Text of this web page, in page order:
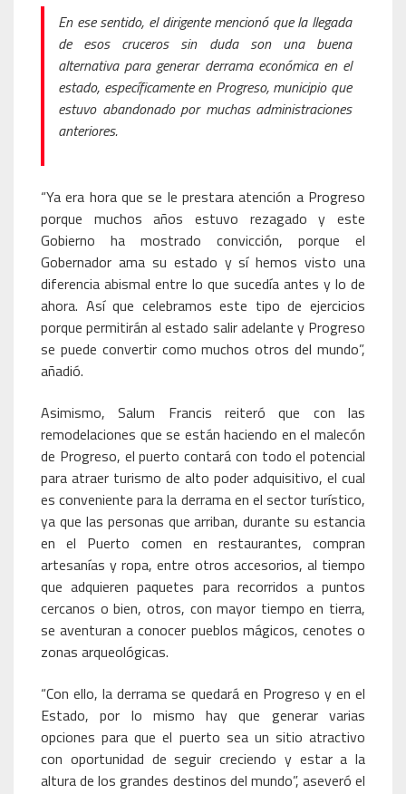
En ese sentido, el dirigente mencionó que la llegada
de esos cruceros sin duda son una buena
alternativa para generar derrama económica en el
estado, específicamente en Progreso, municipio que
estuvo abandonado por muchas administraciones
anteriores.
“Ya era hora que se le prestara atención a Progreso
porque muchos años estuvo rezagado y este
Gobierno ha mostrado convicción, porque el
Gobernador ama su estado y sí hemos visto una
diferencia abismal entre lo que sucedía antes y lo de
ahora. Así que celebramos este tipo de ejercicios
porque permitirán al estado salir adelante y Progreso
se puede convertir como muchos otros del mundo”,
añadió.
Asimismo, Salum Francis reiteró que con las
remodelaciones que se están haciendo en el malecón
de Progreso, el puerto contará con todo el potencial
para atraer turismo de alto poder adquisitivo, el cual
es conveniente para la derrama en el sector turístico,
ya que las personas que arriban, durante su estancia
en el Puerto comen en restaurantes, compran
artesanías y ropa, entre otros accesorios, al tiempo
que adquieren paquetes para recorridos a puntos
cercanos o bien, otros, con mayor tiempo en tierra,
se aventuran a conocer pueblos mágicos, cenotes o
zonas arqueológicas.
“Con ello, la derrama se quedará en Progreso y en el
Estado, por lo mismo hay que generar varias
opciones para que el puerto sea un sitio atractivo
con oportunidad de seguir creciendo y estar a la
altura de los grandes destinos del mundo”, aseveró el